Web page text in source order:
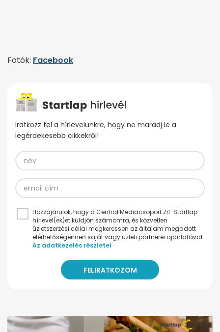
Fotók: Facebook
Iratkozz fel a hírlevelünkre, hogy ne maradj le a
legérdekesebb cikkekről!
Hozzájárulok, hogy a Central Médiacsoport Zrt. Startlap
hírlevel(ek)et küldjön számomra, és közvetlen
üzletszerzési céllal megkeressen az általam megadott
elérhetőségeimen saját vagy üzleti partnerei ajánlatával.
Az adatkezelés részletei